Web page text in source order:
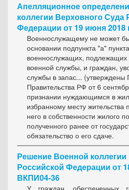
Апелляционное
коллегии Верховного Суда
Федерации от 19 июня
Военнослужащему не может
основании подпункта "а"
военнослужащих, подлежащих
военной службы, и граждан,
службы в запас... (утверждены
Правительства РФ от 6
признании нуждающимся в
избранному месту жительства
него в собственности жилого
полученного ранее от
обязательство о его сдаче.
Решение Военной
Российской Федерации от
ВКПИ04-36